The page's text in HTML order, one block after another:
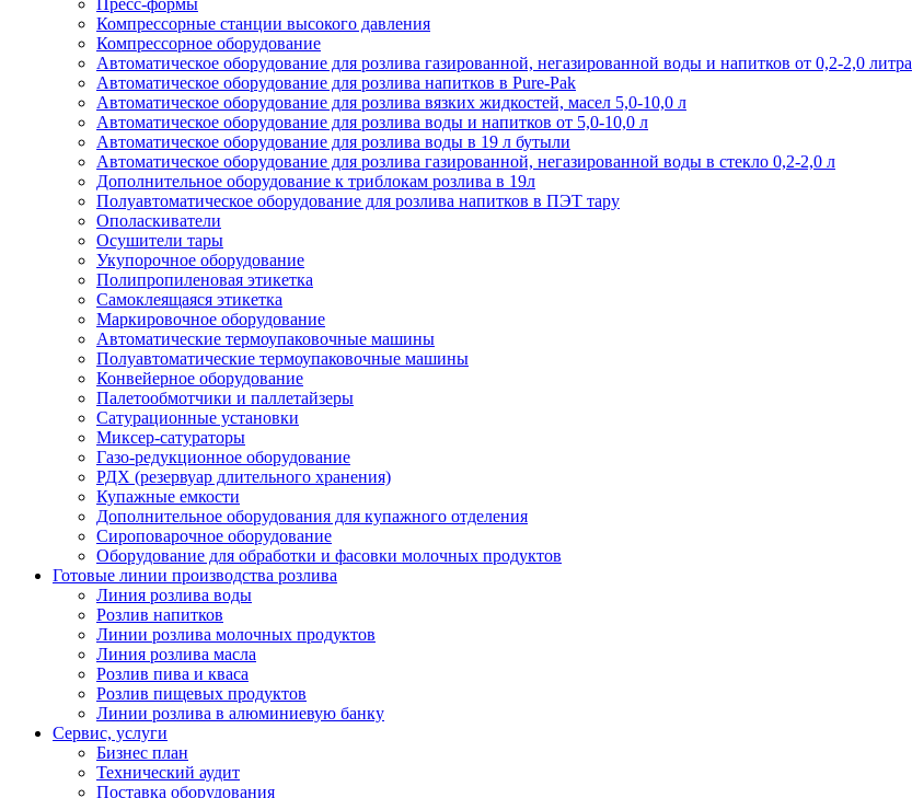
Пресс-формы
Компрессорные станции высокого давления
Компрессорное оборудование
Автоматическое оборудование для розлива газированной, негазированной воды и напитков от 0,2-2,0 литра
Автоматическое оборудование для розлива напитков в Pure-Pak
Автоматическое оборудование для розлива вязких жидкостей, масел 5,0-10,0 л
Автоматическое оборудование для розлива воды и напитков от 5,0-10,0 л
Автоматическое оборудование для розлива воды в 19 л бутыли
Автоматическое оборудование для розлива газированной, негазированной воды в стекло 0,2-2,0 л
Дополнительное оборудование к триблокам розлива в 19л
Полуавтоматическое оборудование для розлива напитков в ПЭТ тару
Ополаскиватели
Осушители тары
Укупорочное оборудование
Полипропиленовая этикетка
Самоклеящаяся этикетка
Маркировочное оборудование
Автоматические термоупаковочные машины
Полуавтоматические термоупаковочные машины
Конвейерное оборудование
Палетообмотчики и паллетайзеры
Сатурационные установки
Миксер-сатураторы
Газо-редукционное оборудование
РДХ (резервуар длительного хранения)
Купажные емкости
Дополнительное оборудования для купажного отделения
Сироповарочное оборудование
Оборудование для обработки и фасовки молочных продуктов
Готовые линии производства розлива
Линия розлива воды
Розлив напитков
Линии розлива молочных продуктов
Линия розлива масла
Розлив пива и кваса
Розлив пищевых продуктов
Линии розлива в алюминиевую банку
Сервис, услуги
Бизнес план
Технический аудит
Поставка оборудования